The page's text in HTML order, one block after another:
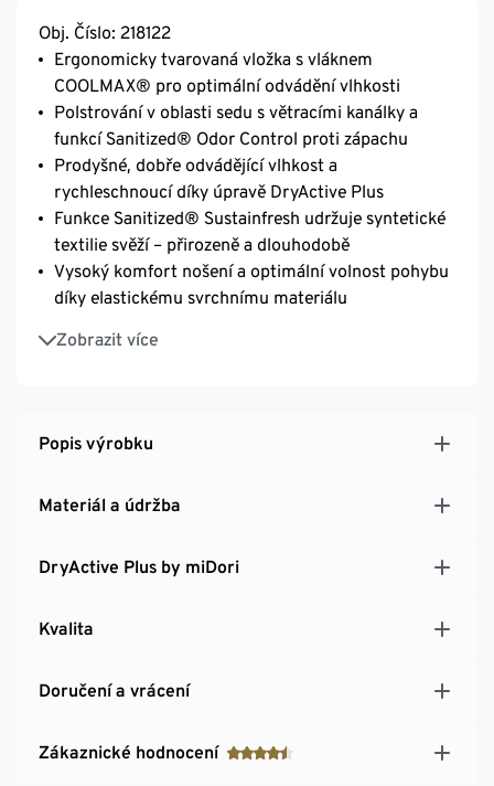
Obj. Číslo: 218122
Ergonomicky tvarovaná vložka s vláknem
COOLMAX® pro optimální odvádění vlhkosti
Polstrování v oblasti sedu s větracími kanálky a
funkcí Sanitized® Odor Control proti zápachu
Prodyšné, dobře odvádějící vlhkost a
rychleschnoucí díky úpravě DryActive Plus
Funkce Sanitized® Sustainfresh udržuje syntetické
textilie svěží – přirozeně a dlouhodobě
Vysoký komfort nošení a optimální volnost pohybu
díky elastickému svrchnímu materiálu
Zobrazit více
Ergonomický střih s širokým pohodlným pasem a
Popis výrobku
Materiál a údržba
DryActive Plus by miDori
Kvalita
Doručení a vrácení
Zákaznické hodnocení